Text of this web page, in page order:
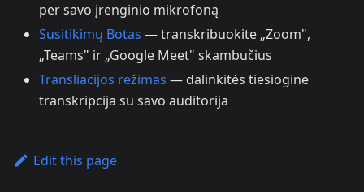
per savo įrenginio mikrofoną
Susitikimų Botas — transkribuokite „Zoom",
„Teams" ir „Google Meet" skambučius
Transliacijos režimas — dalinkitės tiesiogine
transkripcija su savo auditorija
Edit this page